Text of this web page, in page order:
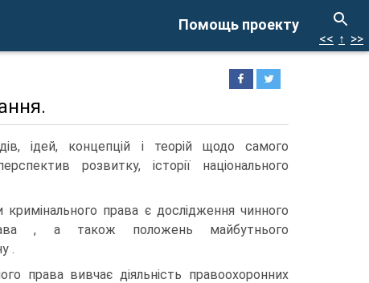
Помощь проекту
<< ↑ >>
ідей, концепцій і теорій щодо самого
розвитку, історії національного
права є дослідження чинного
, а також положень майбутнього
.
права вивчає діяльність правоохоронних